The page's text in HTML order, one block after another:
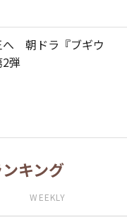
へ 朝ドラ『ブギウ
弾
キング
WEEKLY